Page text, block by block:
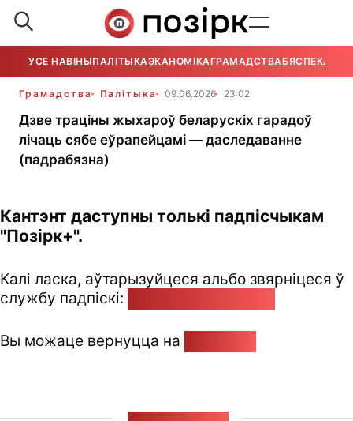
УСЕ НАВІНЫПАЛІТЫКАЭКАНОМІКАГРАМАДСТВАБЯСПЕКА
Грамадства Палітыка 09.06.2026 23:02
Дзве траціны жыхароў беларускіх гарадоў
лічаць сябе еўрапейцамі — даследаванне
(падрабязна)
Кантэнт даступны толькі падпісчыкам
"Позірк+".
Калі ласка, аўтарызуйцеся альбо звярніцеся ў
службу падпіскі:
Вы можаце вернуцца на